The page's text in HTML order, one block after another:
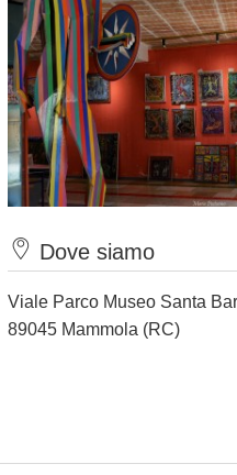
Dove siamo
Viale Parco Museo Santa
89045 Mammola (RC)